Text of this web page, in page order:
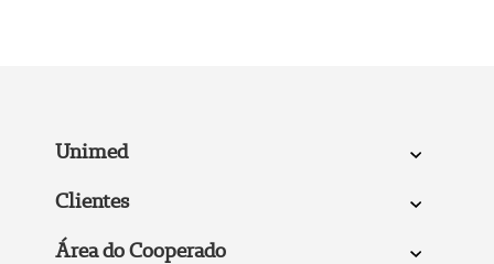
Unimed
Clientes
Área do Cooperado